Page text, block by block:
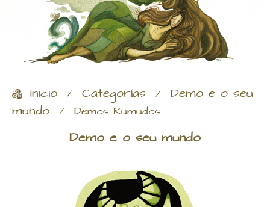
Inicio / Categorías / Demo e o seu
mundo / Demos Rumudos
Demo e o seu mundo